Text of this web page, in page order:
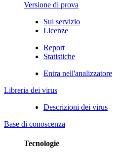
Versione di prova
Sul servizio
Licenze
Report
Statistiche
Entra nell'analizzatore
Libreria dei virus
Descrizioni dei virus
Base di conoscenza
Tecnologie